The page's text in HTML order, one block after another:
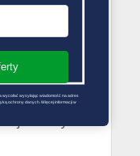
domu
chcemy mieć
gaz. Czy
wycofać wysyłając wiadomość na adres
ochrony danych. Więcej informacji w